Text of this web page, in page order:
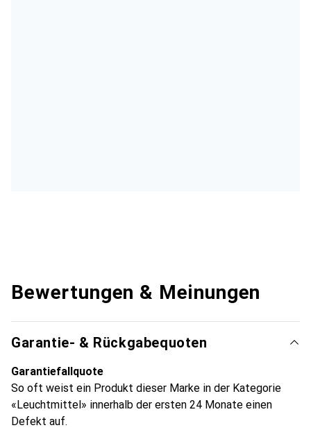
Bewertungen & Meinungen
Garantie- & Rückgabequoten
Garantiefallquote
So oft weist ein Produkt dieser Marke in der Kategorie
«Leuchtmittel» innerhalb der ersten 24 Monate einen
Defekt auf.